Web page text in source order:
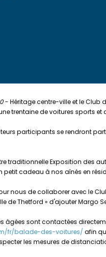
- Héritage centre-ville et le Club
trentaine de voitures sports et
participants se rendront
traditionnelle Exposition des
petit cadeau à nos aînés en
nous de collaborer avec le
de Thetford » d'ajouter Margo
âgées sont contactées
fr/balade-des-voitures/ afin
les mesures de